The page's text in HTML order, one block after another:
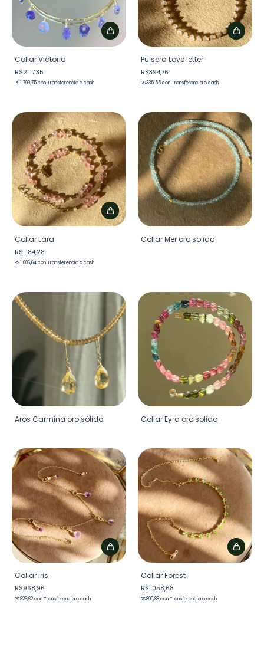
Collar Victoria
R$2.117,35
R$1.799,75conTransferencia o cash
Pulsera Love letter
R$394,76
R$335,55conTransferencia o cash
Collar Lara
R$1.184,28
R$1.006,64conTransferencia o cash
Collar Mer oro solido
Aros Carmina oro sólido Collar Eyra oro solido
Collar Iris
R$968,96
R$823,62conTransferencia o cash
Collar Forest
R$1.058,68
R$899,88conTransferencia o cash